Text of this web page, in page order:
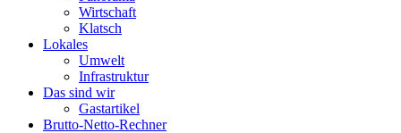
Wirtschaft
Klatsch
Lokales
Umwelt
Infrastruktur
Das sind wir
Gastartikel
Brutto-Netto-Rechner